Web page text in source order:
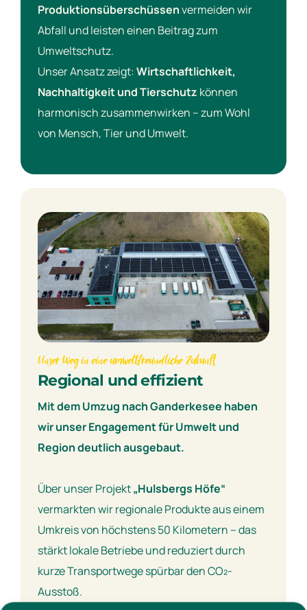
Produktionsüberschüssenvermeiden wir
Abfall und leisten einen Beitrag zum
Umweltschutz.
Unser Ansatz zeigt:Wirtschaftlichkeit,
Nachhaltigkeit und Tierschutz können
harmonisch zusammenwirken – zum Wohl
von Mensch, Tier und Umwelt.
Unser Weg in eine umweltfreundliche Zukunft
Regional und effizient
Mit dem Umzug nach Ganderkesee haben
wir unser Engagement für Umwelt und
Region deutlich ausgebaut.
Über unser Projekt„Hulsbergs Höfe“
vermarkten wir regionale Produkte aus einem
Umkreis von höchstens 50 Kilometern – das
stärkt lokale Betriebe und reduziert durch
kurze Transportwege spürbar den CO₂-
Ausstoß.